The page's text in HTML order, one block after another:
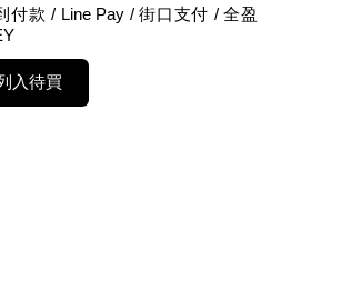
付款 / Line Pay / 街口支付 / 全盈